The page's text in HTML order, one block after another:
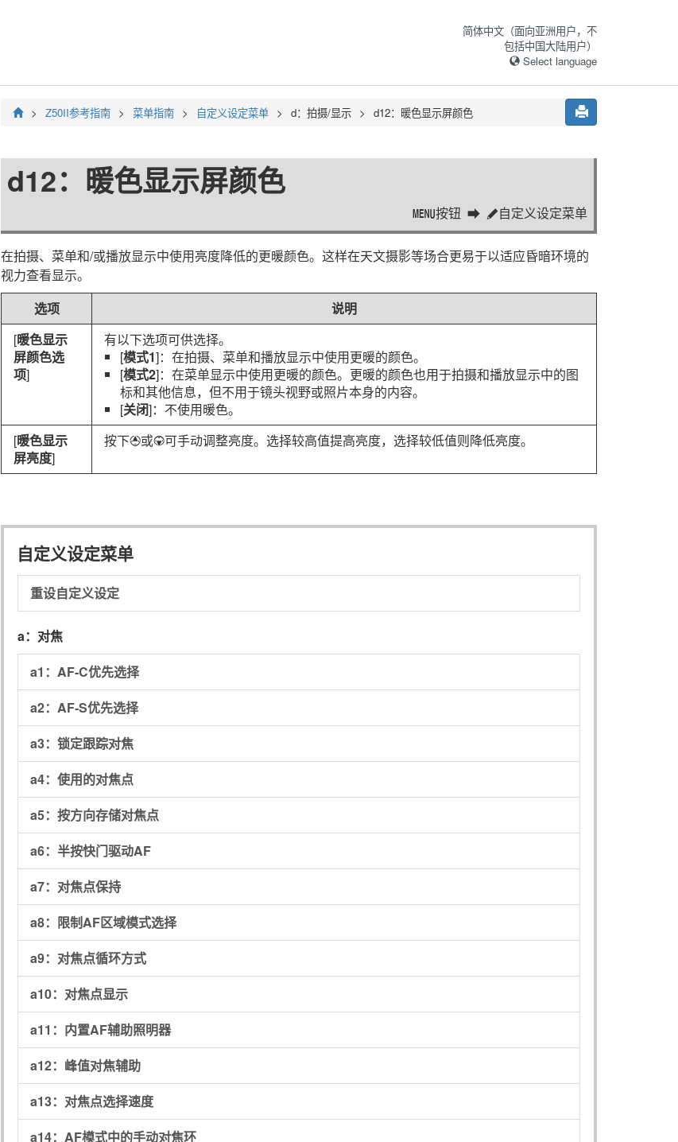
简体中文（面向亚洲用户，不
包括中国大陆用户）
Select language
Z50II参考指南 菜单指南 自定义设定菜单 d： 拍摄/显示 d12： 暖色显示屏颜色
d12： 暖色显示屏颜色
G按钮 A自定义设定菜单
在拍摄、菜单和/或播放显示中使用亮度降低的更暖颜色。这样在天文摄影等场合更易于以适应昏暗环境的
视力查看显示。
选项
说明
[暖色显示
屏颜色选
项]
有以下选项可供选择。
[模式1]：在拍摄、菜单和播放显示中使用更暖的颜色。
[模式2]：在菜单显示中使用更暖的颜色。更暖的颜色也用于拍摄和播放显示中的图
标和其他信息，但不用于镜头视野或照片本身的内容。
[关闭]：不使用暖色。
[暖色显示
屏亮度]
按下1或3可手动调整亮度。选择较高值提高亮度，选择较低值则降低亮度。
自定义设定菜单
重设自定义设定
a： 对焦
a1： AF-C优先选择
a2： AF-S优先选择
a3： 锁定跟踪对焦
a4： 使用的对焦点
a5： 按方向存储对焦点
a6： 半按快门驱动AF
a7： 对焦点保持
a8： 限制AF区域模式选择
a9： 对焦点循环方式
a10： 对焦点显示
a11： 内置AF辅助照明器
a12： 峰值对焦辅助
a13： 对焦点选择速度
a14： AF模式中的手动对焦环